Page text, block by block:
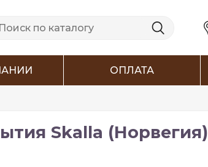
ОПЛАТА
Skalla (Норвегия)